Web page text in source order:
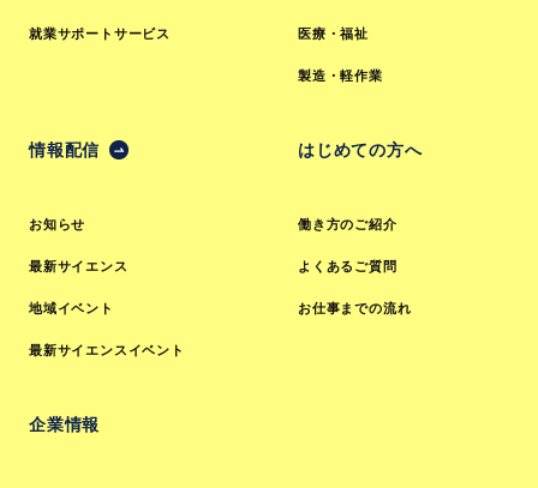
就業サポートサービス 医療・福祉
製造・軽作業
情報配信
お知らせ
最新サイエンス
地域イベント
最新サイエンスイベント
はじめての方へ
働き方のご紹介
よくあるご質問
お仕事までの流れ
企業情報